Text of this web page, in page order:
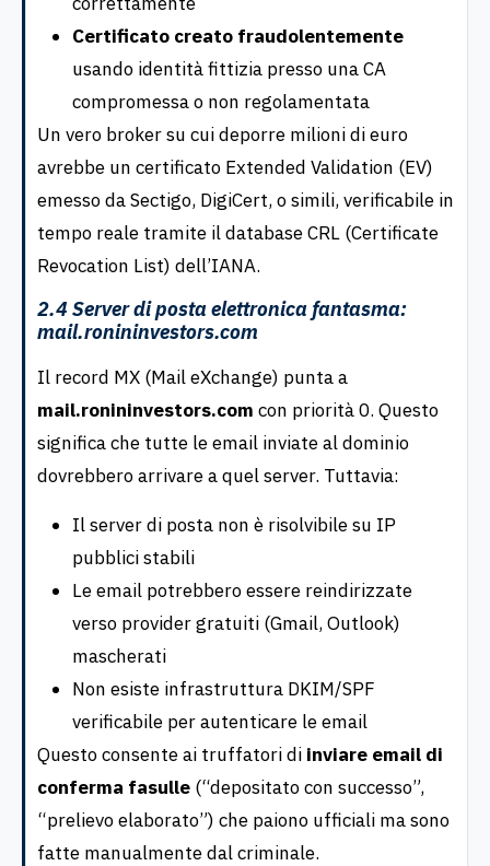
Certificato creato fraudolentemente
usando identità fittizia presso una CA
compromessa o non regolamentata
Un vero broker su cui deporre milioni di euro
avrebbe un certificato Extended Validation (EV)
emesso da Sectigo, DigiCert, o simili, verificabile in
tempo reale tramite il database CRL (Certificate
Revocation List) dell’IANA.
2.4 Server di posta elettronica fantasma:
mail.ronininvestors.com
Il record MX (Mail eXchange) punta a
mail.ronininvestors.com con priorità 0. Questo
significa che tutte le email inviate al dominio
dovrebbero arrivare a quel server. Tuttavia:
Il server di posta non è risolvibile su IP
pubblici stabili
Le email potrebbero essere reindirizzate
verso provider gratuiti (Gmail, Outlook)
mascherati
Non esiste infrastruttura DKIM/SPF
verificabile per autenticare le email
Questo consente ai truffatori di inviare email di
conferma fasulle (“depositato con successo”,
“prelievo elaborato”) che paiono ufficiali ma sono
fatte manualmente dal criminale.